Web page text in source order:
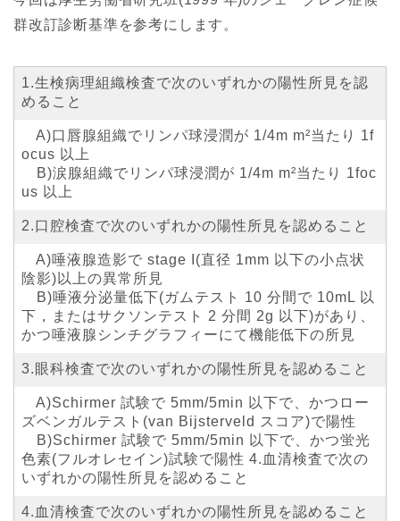
群改訂診断基準を参考にします。
1.生検病理組織検査で次のいずれかの陽性所見を認
めること
A)口唇腺組織でリンパ球浸潤が 1/4m m²当たり 1f
ocus 以上
B)涙腺組織でリンパ球浸潤が 1/4m m²当たり 1foc
us 以上
2.口腔検査で次のいずれかの陽性所見を認めること
A)唾液腺造影で stage I(直径 1mm 以下の小点状
陰影)以上の異常所見
B)唾液分泌量低下(ガムテスト 10 分間で 10mL 以
下，またはサクソンテスト 2 分間 2g 以下)があり、
かつ唾液腺シンチグラフィーにて機能低下の所見
3.眼科検査で次のいずれかの陽性所見を認めること
A)Schirmer 試験で 5mm/5min 以下で、かつロー
ズベンガルテスト(van Bijsterveld スコア)で陽性
B)Schirmer 試験で 5mm/5min 以下で、かつ蛍光
色素(フルオレセイン)試験で陽性 4.血清検査で次の
いずれかの陽性所見を認めること
4.血清検査で次のいずれかの陽性所見を認めること